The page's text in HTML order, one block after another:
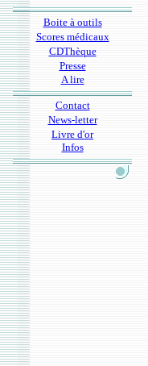
Boite à outils
Scores médicaux
CDThèque
Presse
A lire
Contact
News-letter
Livre d'or
Infos